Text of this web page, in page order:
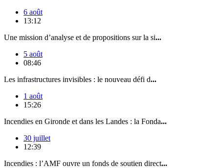
6 août
13:12
Une mission d’analyse et de propositions sur la si...
5 août
08:46
Les infrastructures invisibles : le nouveau défi d...
1 août
15:26
Incendies en Gironde et dans les Landes : la Fonda...
30 juillet
12:39
Incendies : l’AMF ouvre un fonds de soutien direct...